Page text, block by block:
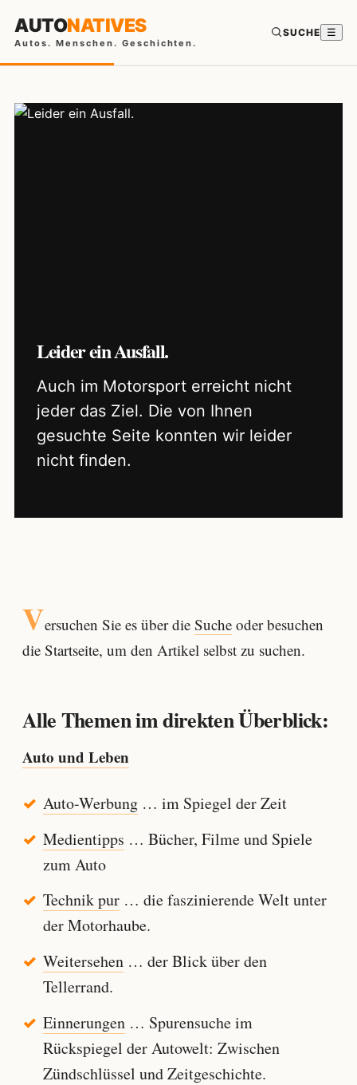
AUTONATIVES
Autos. Menschen. Geschichten.
SUCHE ☰
Leider ein Ausfall.
Auch im Motorsport erreicht nicht
jeder das Ziel. Die von Ihnen
gesuchte Seite konnten wir leider
nicht finden.
Versuchen Sie es über die Sucheoder besuchen
die Startseite, um den Artikel selbst zu suchen.
Alle Themen im direkten Überblick:
Auto und Leben
Auto-Werbung… im Spiegel der Zeit
Medientipps … Bücher, Filme und Spiele
zum Auto
Technik pur… die faszinierende Welt unter
der Motorhaube.
Weitersehen… der Blick über den
Tellerrand.
Einnerungen… Spurensuche im
Rückspiegel der Autowelt: Zwischen
Zündschlüssel und Zeitgeschichte.